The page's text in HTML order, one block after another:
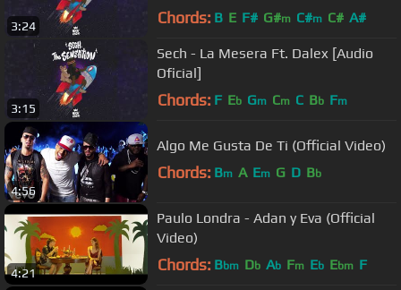
3:24 Chords: B E F# G#m C#m C# A#
3:15
Sech - La Mesera Ft. Dalex [Audio
Oficial]
Chords: F Eb Gm Cm C Bb Fm
4:56
Algo Me Gusta De Ti (Official Video)
Chords: Bm A Em G D Bb
4:21
Paulo Londra - Adan y Eva (Official
Video)
Chords: Bbm Db Ab Fm Eb Ebm F